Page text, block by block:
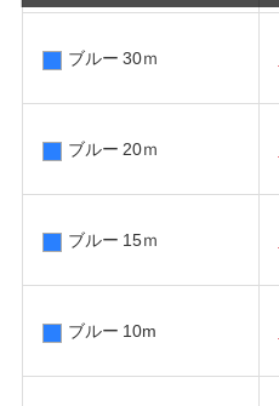
ブルー 30ｍ
ブルー 20ｍ
ブルー 15ｍ
ブルー 10m